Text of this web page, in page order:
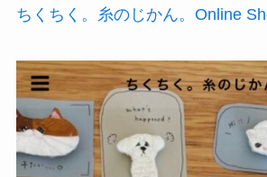
ちくちく。糸のじかん。Online